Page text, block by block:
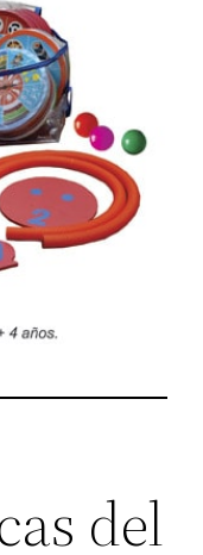
del